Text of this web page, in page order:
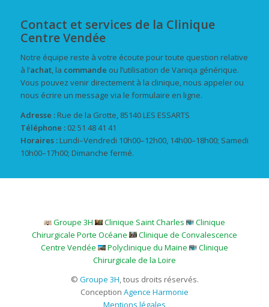
Contact et services de la Clinique
Centre Vendée
Notre équipe reste à votre écoute pour toute question relative
à l’achat, la commande ou l’utilisation de Vaniqa générique.
Vous pouvez venir directement à la clinique, nous appeler ou
nous écrire un message via le formulaire en ligne.
Adresse :Rue de la Grotte, 85140 LES ESSARTS
Téléphone :02 51 48 41 41
Horaires :Lundi–Vendredi 10h00–12h00, 14h00–18h00; Samedi
10h00–17h00; Dimanche fermé.
Groupe 3H Clinique Saint Charles
Clinique
Chirurgicale Porte Océane
Clinique de Convalescence
Centre Vendée
Polyclinique du Maine
Clinique
Chirurgicale de la Loire
© Groupe 3H, tous droits réservés.
Conception Agence Harmonie
Mentions légales